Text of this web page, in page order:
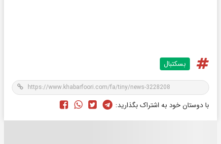
بسکتبال
با دوستان خود به اشتراک بگذارید: